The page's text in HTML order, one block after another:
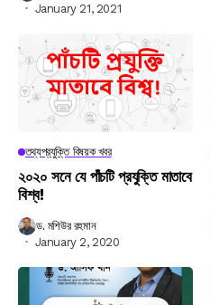
January 21, 2021
তথ্যপ্রযুক্তি বিষয়ক খবর
২০২০ সনে যে পাঁচটি প্রযুক্তি মাতাবে
বিশ্ব!
ড. মশিউর রহমান
January 2, 2020